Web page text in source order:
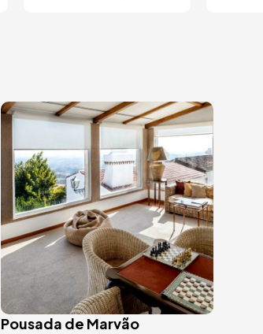
Image
Pousada de Marvão